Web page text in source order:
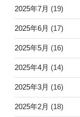
2025年7月 (19)
2025年6月 (17)
2025年5月 (16)
2025年4月 (14)
2025年3月 (16)
2025年2月 (18)